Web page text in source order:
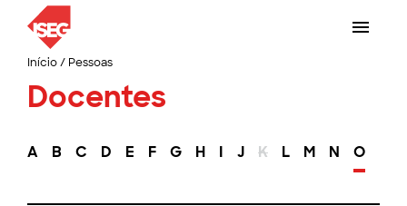
Início/ Pessoas
Docentes
A B C D E F G H I J K L M N O